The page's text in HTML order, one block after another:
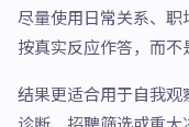
尽量使用日常关系、
按真实反应作答，而不
结果更适合用于自我